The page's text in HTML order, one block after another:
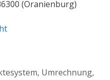
(Oranienburg)
, Umrechnung,